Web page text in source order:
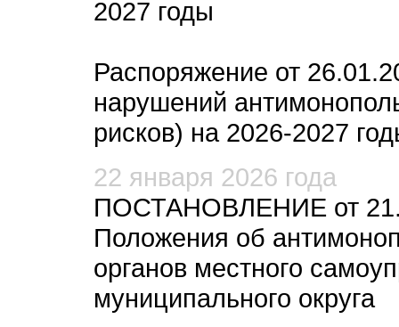
2027 годы
Распоряжение от
нарушений
рисков) на 2026-2027
22 января 2026 года
ПОСТАНОВЛЕНИЕ от
Положения об
органов местного
муниципального округа